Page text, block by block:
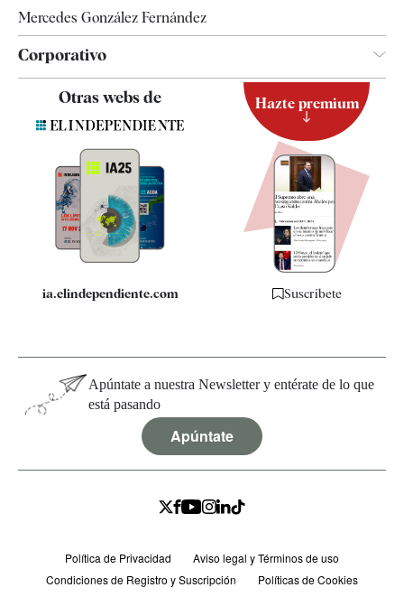
Mercedes González Fernández
Corporativo
Quiénes somos
Especificaciones
Otras webs de
ia.elindependiente.com
Hazte premium
Suscríbete
Apúntate a nuestra Newsletter y entérate de lo que
está pasando
Apúntate
Política de Privacidad
Aviso legal y Términos de uso
Condiciones de Registro y Suscripción
Políticas de Cookies